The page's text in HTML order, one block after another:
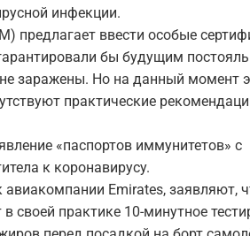
инфекции.
предлагает ввести особые
бы будущим
заражены. Но на данный момент
практические
«паспортов иммунитетов» с
к коронавирусу.
Emirates, заявляют,
своей практике 10-минутное